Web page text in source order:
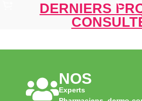
DERNIERS
NOS
Experts